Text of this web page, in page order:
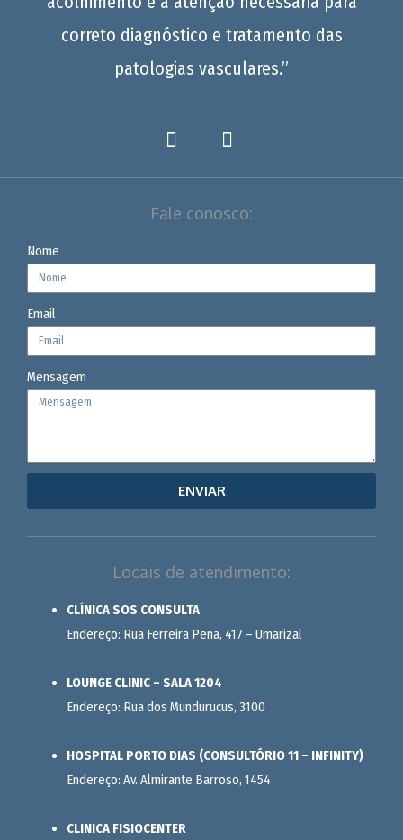
correto diagnóstico e tratamento das
patologias vasculares.”
Fale conosco:
Nome
Email
Mensagem
ENVIAR
Locais de atendimento:
CLÍNICA SOS CONSULTA
Endereço: Rua Ferreira Pena, 417 – Umarizal
LOUNGE CLINIC – SALA 1204
Endereço: Rua dos Mundurucus, 3100
HOSPITAL PORTO DIAS (CONSULTÓRIO 11 – INFINITY)
Endereço: Av. Almirante Barroso, 1454
CLINICA FISIOCENTER